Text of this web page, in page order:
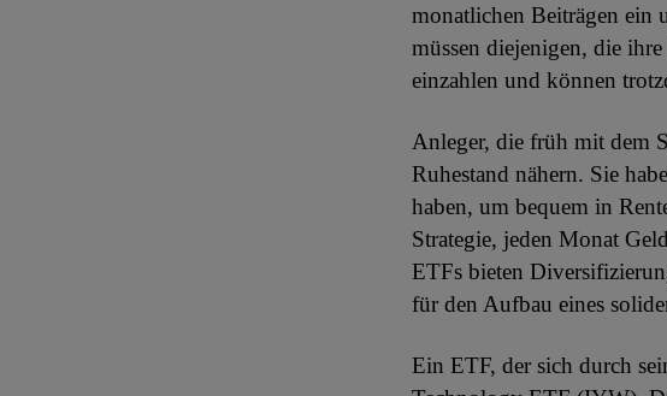
monatlichen Beiträgen ein
müssen diejenigen, die
einzahlen und können
Anleger, die früh mit dem
Ruhestand nähern. Sie
haben, um bequem in
Strategie, jeden Monat
ETFs bieten
für den Aufbau eines
Ein ETF, der sich durch